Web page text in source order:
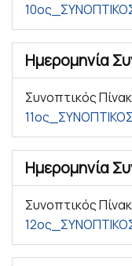
Ημερομηνία
Συνοπτικός
Ημερομηνία
Συνοπτικός